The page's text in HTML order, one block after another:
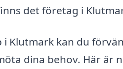
det företag i
Klutmark kan du
dina behov. Här är